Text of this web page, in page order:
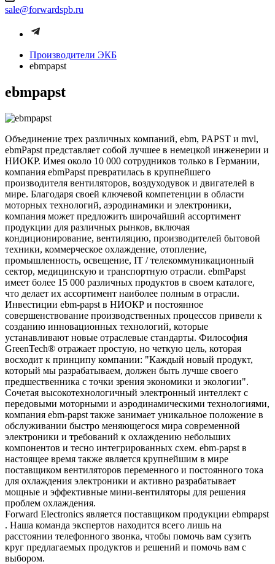
sale@forwardspb.ru
Производители ЭКБ
ebmpapst
ebmpapst
Объединение трех различных компаний, ebm, PAPST и mvl,
ebmPapst представляет собой лучшее в немецкой инженерии и
НИОКР. Имея около 10 000 сотрудников только в Германии,
компания ebmPapst превратилась в крупнейшего
производителя вентиляторов, воздуходувок и двигателей в
мире. Благодаря своей ключевой компетенции в области
моторных технологий, аэродинамики и электроники,
компания может предложить широчайший ассортимент
продукции для различных рынков, включая
кондиционирование, вентиляцию, производителей бытовой
техники, коммерческое охлаждение, отопление,
промышленность, освещение, IT / телекоммуникационный
сектор, медицинскую и транспортную отрасли. ebmPapst
имеет более 15 000 различных продуктов в своем каталоге,
что делает их ассортимент наиболее полным в отрасли.
Инвестиции ebm-papst в НИОКР и постоянное
совершенствование производственных процессов привели к
созданию инновационных технологий, которые
устанавливают новые отраслевые стандарты. Философия
GreenTech® отражает простую, но четкую цель, которая
восходит к принципу компании: "Каждый новый продукт,
который мы разрабатываем, должен быть лучше своего
предшественника с точки зрения экономики и экологии".
Сочетая высокотехнологичный электронный интеллект с
передовыми моторными и аэродинамическими технологиями,
компания ebm-papst также занимает уникальное положение в
обслуживании быстро меняющегося мира современной
электроники и требований к охлаждению небольших
компонентов и тесно интегрированных схем. ebm-papst в
настоящее время также является крупнейшим в мире
поставщиком вентиляторов переменного и постоянного тока
для охлаждения электроники и активно разрабатывает
мощные и эффективные мини-вентиляторы для решения
проблем охлаждения.
Forward Electronics является поставщиком продукции ebmpapst
. Наша команда экспертов находится всего лишь на
расстоянии телефонного звонка, чтобы помочь вам сузить
круг предлагаемых продуктов и решений и помочь вам с
выбором.